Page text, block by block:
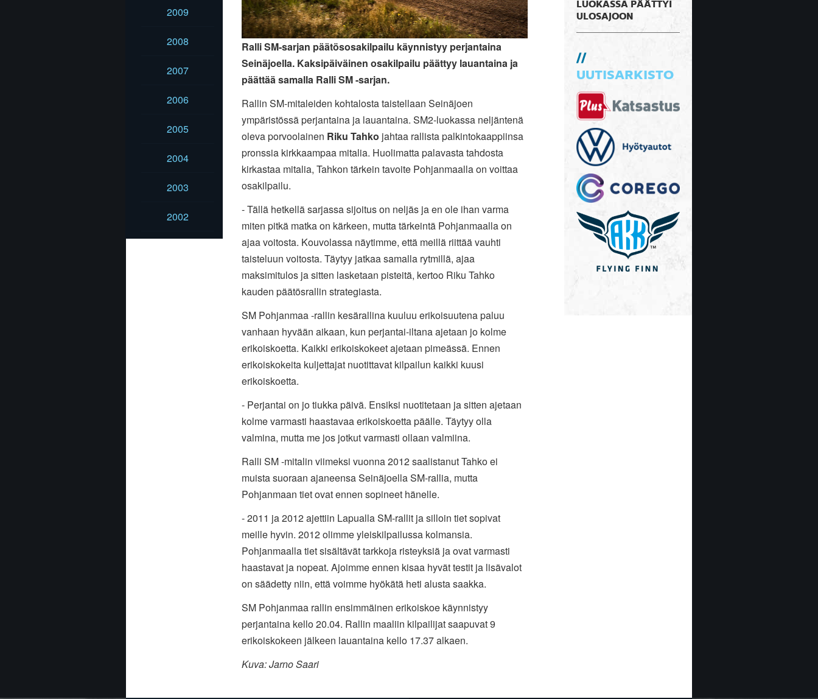
2009
2008
2007
2006
2005
2004
2003
2002
Ralli SM-sarjan päätösosakilpailu käynnistyy perjantaina
Seinäjoella. Kaksipäiväinen osakilpailu päättyy lauantaina ja
päättää samalla Ralli SM -sarjan.
Rallin SM-mitaleiden kohtalosta taistellaan Seinäjoen
ympäristössä perjantaina ja lauantaina. SM2-luokassa neljäntenä
oleva porvoolainen Riku Tahko jahtaa rallista palkintokaappiinsa
pronssia kirkkaampaa mitalia. Huolimatta palavasta tahdosta
kirkastaa mitalia, Tahkon tärkein tavoite Pohjanmaalla on voittaa
osakilpailu.
- Tällä hetkellä sarjassa sijoitus on neljäs ja en ole ihan varma
miten pitkä matka on kärkeen, mutta tärkeintä Pohjanmaalla on
ajaa voitosta. Kouvolassa näytimme, että meillä riittää vauhti
taisteluun voitosta. Täytyy jatkaa samalla rytmillä, ajaa
maksimitulos ja sitten lasketaan pisteitä, kertoo Riku Tahko
kauden päätösrallin strategiasta.
SM Pohjanmaa -rallin kesärallina kuuluu erikoisuutena paluu
vanhaan hyvään aikaan, kun perjantai-iltana ajetaan jo kolme
erikoiskoetta. Kaikki erikoiskokeet ajetaan pimeässä. Ennen
erikoiskokeita kuljettajat nuotittavat kilpailun kaikki kuusi
erikoiskoetta.
- Perjantai on jo tiukka päivä. Ensiksi nuotitetaan ja sitten ajetaan
kolme varmasti haastavaa erikoiskoetta päälle. Täytyy olla
valmina, mutta me jos jotkut varmasti ollaan valmiina.
Ralli SM -mitalin viimeksi vuonna 2012 saalistanut Tahko ei
muista suoraan ajaneensa Seinäjoella SM-rallia, mutta
Pohjanmaan tiet ovat ennen sopineet hänelle.
- 2011 ja 2012 ajettiin Lapualla SM-rallit ja silloin tiet sopivat
meille hyvin. 2012 olimme yleiskilpailussa kolmansia.
Pohjanmaalla tiet sisältävät tarkkoja risteyksiä ja ovat varmasti
haastavat ja nopeat. Ajoimme ennen kisaa hyvät testit ja lisävalot
on säädetty niin, että voimme hyökätä heti alusta saakka.
SM Pohjanmaa rallin ensimmäinen erikoiskoe käynnistyy
perjantaina kello 20.04. Rallin maaliin kilpailijat saapuvat 9
erikoiskokeen jälkeen lauantaina kello 17.37 alkaen.
Kuva: Jarno Saari
LUOKASSA PÄÄTTYI
ULOSAJOON
UUTISARKISTO